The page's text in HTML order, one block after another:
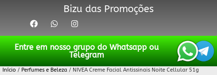
Bizu das Promoções
Entre em nosso grupo do Whatsapp ou
Telegram
Início / Perfumes e Beleza / NIVEA Creme Facial Antissinais Noite Cellular 51g